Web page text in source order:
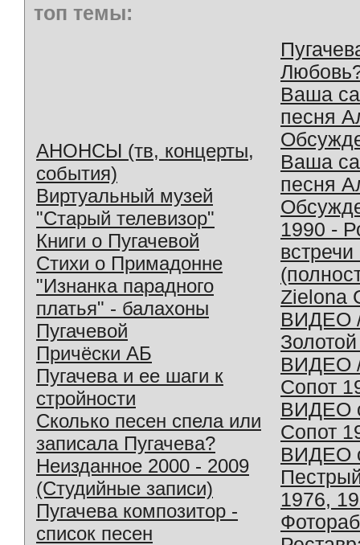
топ темы:
АНОНСЫ (тв, концерты,
события)
Виртуальный музей
"Старый телевизор"
Книги о Пугачевой
Стихи о Примадонне
"Изнанка парадного
платья" - балахоны
Пугачевой
Причёски АБ
Пугачева и ее шаги к
стройности
Сколько песен спела или
записала Пугачева?
Неизданное 2000 - 2009
(Студийные записи)
Пугачева композитор -
список песен
Ваша
песня
Ваша
песня
1990 -
Zielona
ВИДЕО
ВИДЕО
Сопот
ВИДЕО
Сопот
ВИДЕО
1976,